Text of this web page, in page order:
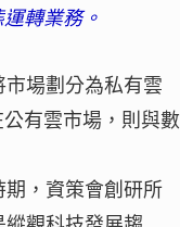
轉業務。
場劃分為私有雲
有雲市場，則與數
，資策會創研所